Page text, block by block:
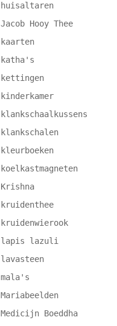
huisaltaren
Jacob Hooy Thee
kaarten
katha's
kettingen
kinderkamer
klankschaalkussens
klankschalen
kleurboeken
koelkastmagneten
Krishna
kruidenthee
kruidenwierook
lapis lazuli
lavasteen
mala's
Mariabeelden
Medicijn Boeddha